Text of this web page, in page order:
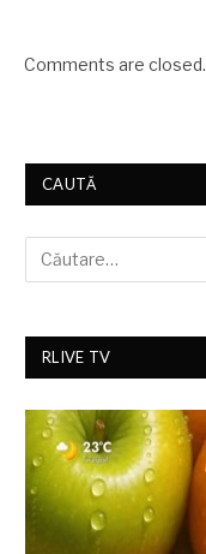
Comments are closed.
CAUTĂ
RLIVE TV